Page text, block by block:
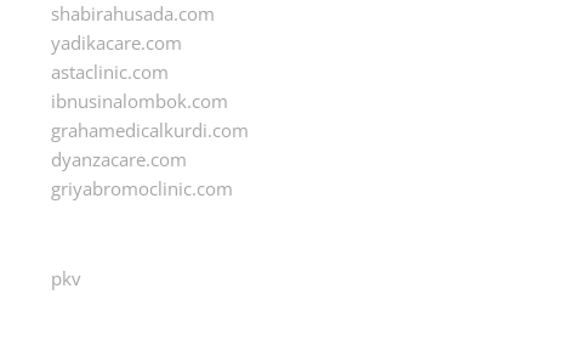
shabirahusada.com
yadikacare.com
astaclinic.com
ibnusinalombok.com
grahamedicalkurdi.com
dyanzacare.com
griyabromoclinic.com
pkv